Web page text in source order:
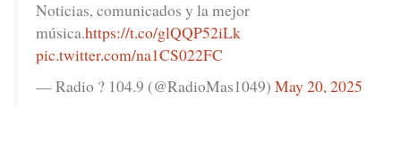
Noticias, comunicados y la mejor
música.https://t.co/glQQP52iLk
pic.twitter.com/na1CS022FC
— Radio ? 104.9 (@RadioMas1049) May 20, 2025